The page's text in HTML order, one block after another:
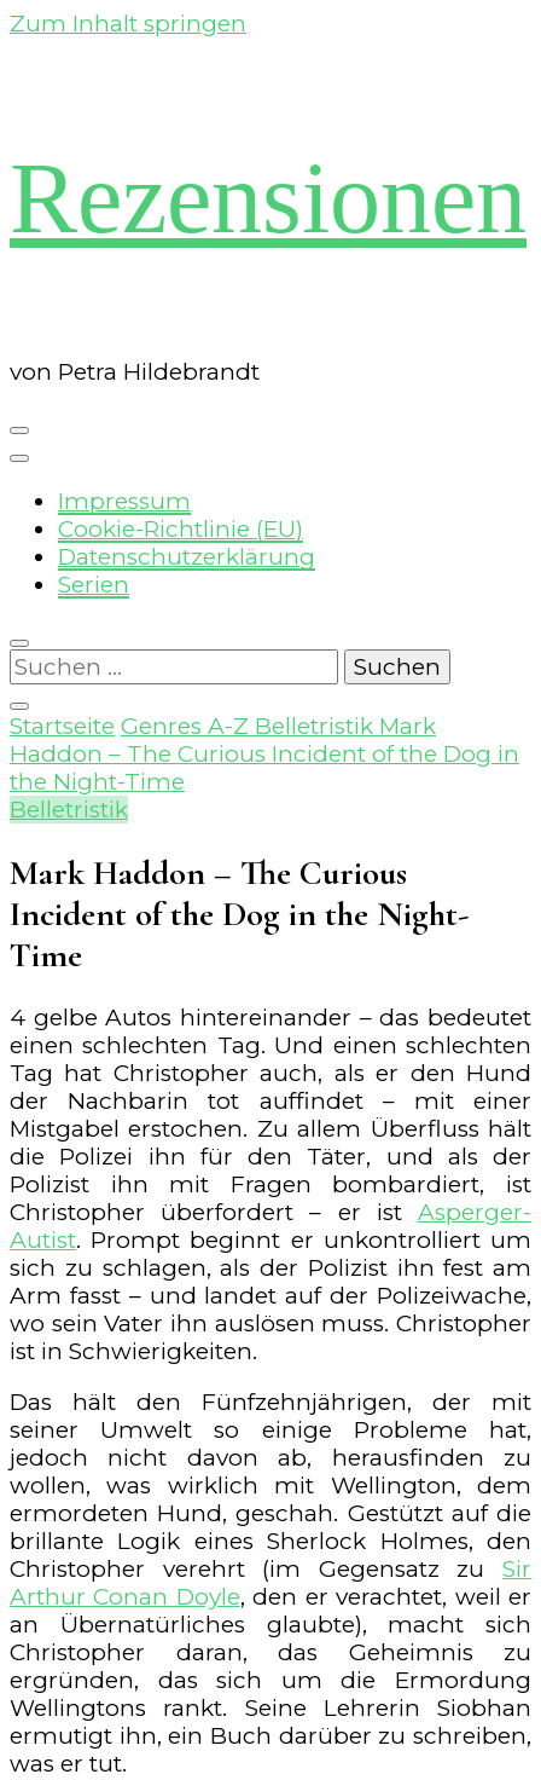
Zum Inhalt springen
Rezensionen
von Petra Hildebrandt
Impressum
Cookie-Richtlinie (EU)
Datenschutzerklärung
Serien
Suchen
nach:
Startseite Genres A-Z Belletristik Mark
Haddon – The Curious Incident of the Dog in
the Night-Time
Belletristik
Mark Haddon – The Curious
Incident of the Dog in the Night-
Time
4 gelbe Autos hintereinander – das bedeutet
einen schlechten Tag. Und einen schlechten
Tag hat Christopher auch, als er den Hund
der Nachbarin tot auffindet – mit einer
Mistgabel erstochen. Zu allem Überfluss hält
die Polizei ihn für den Täter, und als der
Polizist ihn mit Fragen bombardiert, ist
Christopher überfordert – er ist Asperger-
Autist. Prompt beginnt er unkontrolliert um
sich zu schlagen, als der Polizist ihn fest am
Arm fasst – und landet auf der Polizeiwache,
wo sein Vater ihn auslösen muss. Christopher
ist in Schwierigkeiten.
Das hält den Fünfzehnjährigen, der mit
seiner Umwelt so einige Probleme hat,
jedoch nicht davon ab, herausfinden zu
wollen, was wirklich mit Wellington, dem
ermordeten Hund, geschah. Gestützt auf die
brillante Logik eines Sherlock Holmes, den
Christopher verehrt (im Gegensatz zu Sir
Arthur Conan Doyle, den er verachtet, weil er
an Übernatürliches glaubte), macht sich
Christopher daran, das Geheimnis zu
ergründen, das sich um die Ermordung
Wellingtons rankt. Seine Lehrerin Siobhan
ermutigt ihn, ein Buch darüber zu schreiben,
was er tut.